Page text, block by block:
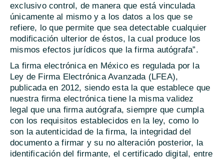
exclusivo control, de manera que está vinculada
únicamente al mismo y a los datos a los que se
refiere, lo que permite que sea detectable cualquier
modificación ulterior de éstos, la cual produce los
mismos efectos jurídicos que la firma autógrafa”.
La firma electrónica en México es regulada por la
Ley de Firma Electrónica Avanzada (LFEA),
publicada en 2012, siendo esta la que establece que
nuestra firma electrónica tiene la misma validez
legal que una firma autógrafa, siempre que cumpla
con los requisitos establecidos en la ley, como lo
son la autenticidad de la firma, la integridad del
documento a firmar y su no alteración posterior, la
identificación del firmante, el certificado digital, entre